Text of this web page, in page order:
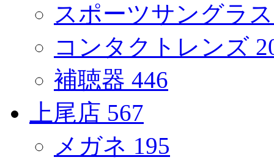
スポーツサングラ
コンタクトレンズ
補聴器 446
上尾店 567
メガネ 195